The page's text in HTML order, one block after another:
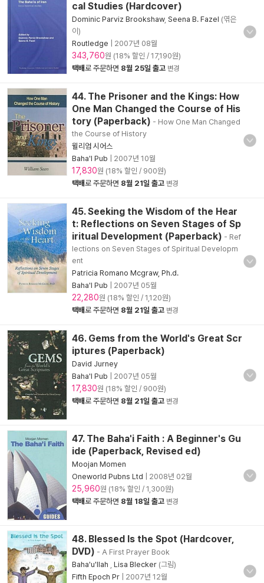
cal Studies (Hardcover)
Dominic Parviz Brookshaw, Seena B. Fazel (엮은
이)
Routledge
2007년 08월
343,760원 (18% 할인 / 17,190원)
택배로 주문하면 8월 25일 출고 변경
44. The Prisoner and the Kings: How
One Man Changed the Course of His
tory (Paperback) - How One Man Changed
the Course of History
윌리엄 시어스
Baha'I Pub
2007년 10월
17,830원 (18% 할인 / 900원)
택배로 주문하면 8월 21일 출고 변경
45. Seeking the Wisdom of the Hear
t: Reflections on Seven Stages of Sp
iritual Development (Paperback) - Ref
lections on Seven Stages of Spiritual Developm
ent
Patricia Romano Mcgraw, Ph.d.
Baha'I Pub
2007년 05월
22,280원 (18% 할인 / 1,120원)
택배로 주문하면 8월 21일 출고 변경
46. Gems from the World's Great Scr
iptures (Paperback)
David Jurney
Baha'I Pub
2007년 05월
17,830원 (18% 할인 / 900원)
택배로 주문하면 8월 21일 출고 변경
47. The Baha'i Faith : A Beginner's Gu
ide (Paperback, Revised ed)
Moojan Momen
Oneworld Pubns Ltd
2008년 02월
25,960원 (18% 할인 / 1,300원)
택배로 주문하면 8월 18일 출고 변경
48. Blessed Is the Spot (Hardcover,
DVD) - A First Prayer Book
Baha'u'llah
Lisa Blecker (그림)
Fifth Epoch Pr
2007년 12월